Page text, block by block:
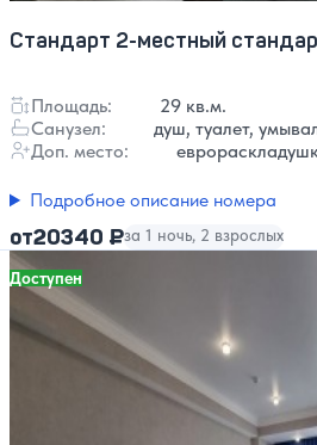
Стандарт 2-местный
Площадь:
29 кв.м.
Санузел:
душ, туалет,
Доп. место:
Подробное описание номера
от20340 ₽за 1 ночь, 2 взрослых
Доступен